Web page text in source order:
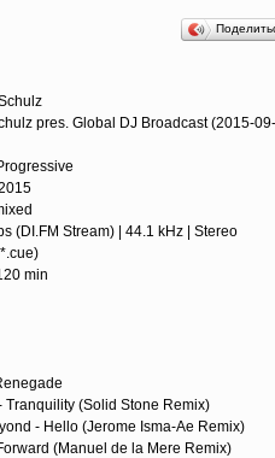
pres. Global DJ Broadcast (2015-
(DI.FM Stream) | 44.1 kHz | Stereo
min
Tranquility (Solid Stone Remix)
- Hello (Jerome Isma-Ae Remix)
(Manuel de la Mere Remix)